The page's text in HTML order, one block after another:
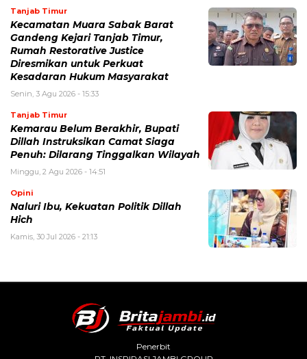
Tanjab Timur
Kecamatan Muara Sabak Barat
Gandeng Kejari Tanjab Timur,
Rumah Restorative Justice
Diresmikan untuk Perkuat
Kesadaran Hukum Masyarakat
Senin, 3 Agu 2026 - 15:33
Tanjab Timur
Kemarau Belum Berakhir, Bupati
Dillah Instruksikan Camat Siaga
Penuh: Dilarang Tinggalkan Wilayah
Minggu, 2 Agu 2026 - 14:51
Opini
Naluri Ibu, Kekuatan Politik Dillah
Hich
Kamis, 30 Jul 2026 - 21:13
Penerbit